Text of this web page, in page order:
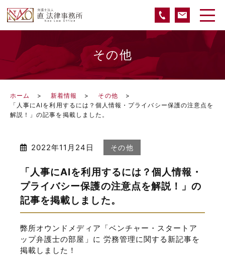
その他
ホーム 新着情報
その他
「人事にAIを利用するには？個人情報・プライバシー保護の注意点を
解説！」の記事を掲載しました。
2022年11月24日 その他
「人事にAIを利用するには？個人情報・
プライバシー保護の注意点を解説！」の
記事を掲載しました。
弊所オウンドメディア「ベンチャー・スタートア
ップ弁護士の部屋」に 労務管理に関する新記事を
掲載しました！